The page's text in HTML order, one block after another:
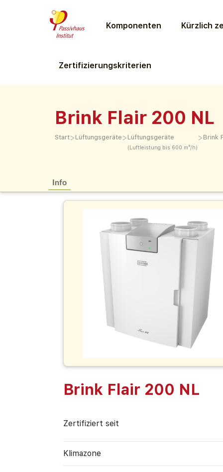
Komponenten Kürzlich
Zertifizierungs­kriterien
Brink Flair 200 NL
Start> Lüftungs­geräte > Lüftungs­geräte
(Luftleistung bis 600 m³/h)
> Brink
Info
Brink Flair 200 NL
Zertifiziert seit
Klimazone